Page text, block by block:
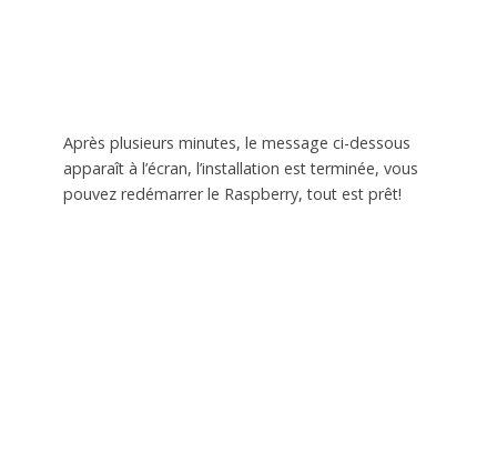
Après plusieurs minutes, le message ci-dessous
apparaît à l’écran, l’installation est terminée, vous
pouvez redémarrer le Raspberry, tout est prêt!